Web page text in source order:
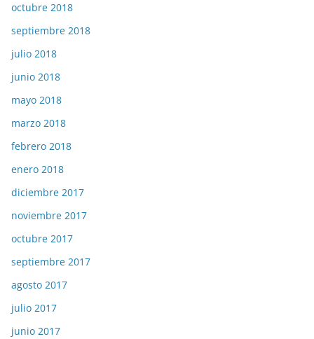
octubre 2018
septiembre 2018
julio 2018
junio 2018
mayo 2018
marzo 2018
febrero 2018
enero 2018
diciembre 2017
noviembre 2017
octubre 2017
septiembre 2017
agosto 2017
julio 2017
junio 2017